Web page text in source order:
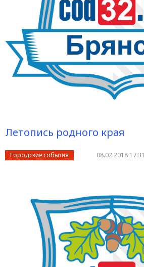
Летопись родного края
Городские события 08.02.2018 17:31